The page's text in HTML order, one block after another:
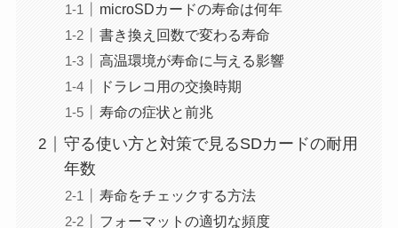
microSDカードの寿命は何年
書き換え回数で変わる寿命
高温環境が寿命に与える影響
ドラレコ用の交換時期
寿命の症状と前兆
守る使い方と対策で見るSDカードの耐用
年数
寿命をチェックする方法
フォーマットの適切な頻度